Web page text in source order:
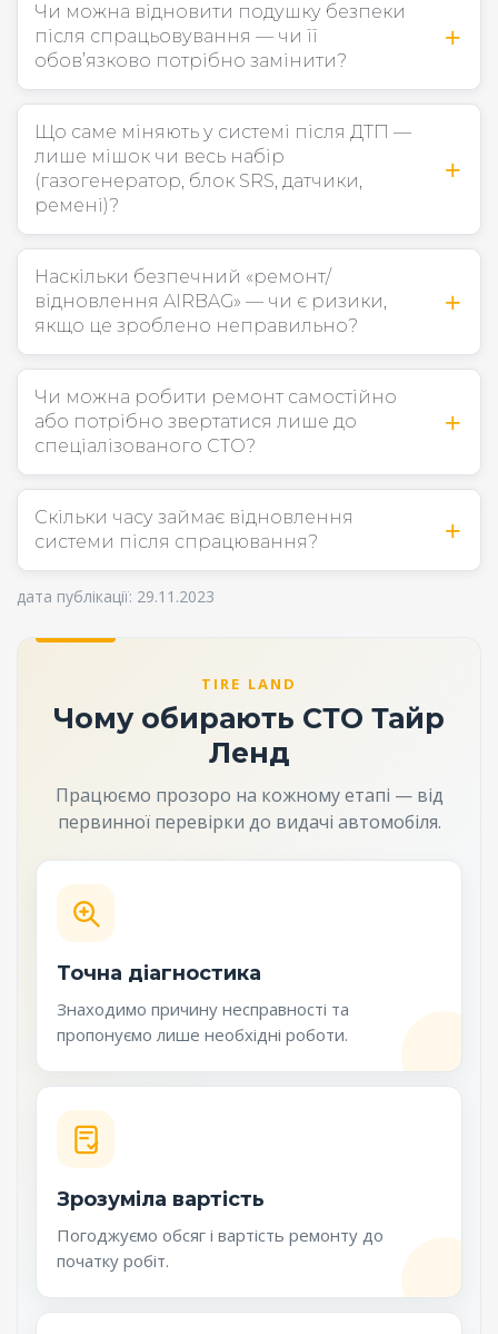
Чи можна відновити подушку безпеки
після спрацьовування — чи її
обов’язково потрібно замінити?
Що саме міняють у системі після ДТП —
лише мішок чи весь набір
(газогенератор, блок SRS, датчики,
ремені)?
Наскільки безпечний «ремонт/
відновлення AIRBAG» — чи є ризики,
якщо це зроблено неправильно?
Чи можна робити ремонт самостійно
або потрібно звертатися лише до
спеціалізованого СТО?
Скільки часу займає відновлення
системи після спрацювання?
дата публікації: 29.11.2023
TIRE LAND
Чому обирають СТО Тайр
Ленд
Працюємо прозоро на кожному етапі — від
первинної перевірки до видачі автомобіля.
Точна діагностика
Знаходимо причину несправності та
пропонуємо лише необхідні роботи.
Зрозуміла вартість
Погоджуємо обсяг і вартість ремонту до
початку робіт.